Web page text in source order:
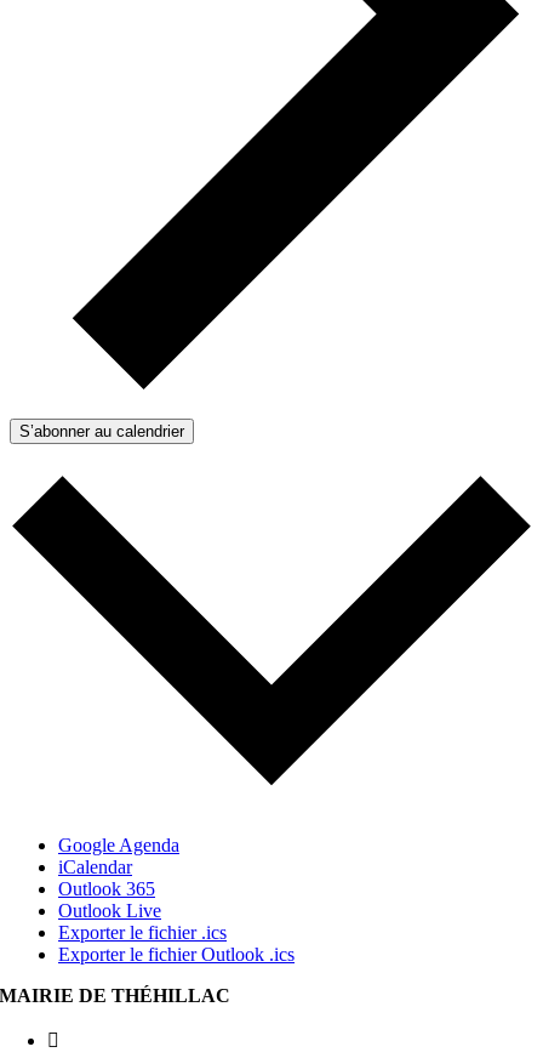
S’abonner au calendrier
Google Agenda
iCalendar
Outlook 365
Outlook Live
Exporter le fichier .ics
Exporter le fichier Outlook .ics
MAIRIE DE THÉHILLAC